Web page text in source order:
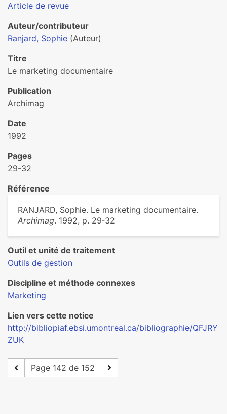
Article de revue
Auteur/contributeur
Ranjard, Sophie (Auteur)
Titre
Le marketing documentaire
Publication
Archimag
Date
1992
Pages
29-32
Référence
RANJARD, Sophie. Le marketing documentaire.
Archimag. 1992, p. 29‑32
Outil et unité de traitement
Outils de gestion
Discipline et méthode connexes
Marketing
Lien vers cette notice
http://bibliopiaf.ebsi.umontreal.ca/bibliographie/QFJRY
ZUK
Page 142 de 152